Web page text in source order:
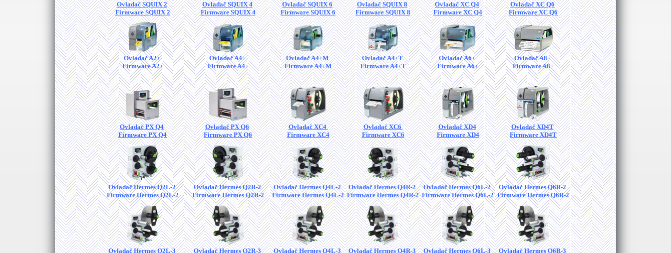
Ovladač SQUIX 2
Firmware SQUIX 2
Ovladač SQUIX 4
Firmware SQUIX 4
Ovladač SQUIX 6
Firmware SQUIX 6
Ovladač SQUIX 8
Firmware SQUIX 8
Ovladač XC Q4
Firmware XC Q4
Ovladač XC Q6
Firmware XC Q6
Ovladač A2+
Firmware A2+
Ovladač A4+
Firmware A4+
Ovladač A4+M
Firmware A4+M
Ovladač A4+T
Firmware A4+T
Ovladač A6+
Firmware A6+
Ovladač A8+
Firmware A8+
Ovladač PX Q4
Firmware PX Q4
Ovladač PX Q6
Firmware PX Q6
Ovladač XC4
Firmware XC4
Ovladač XC6
Firmware XC6
Ovladač XD4
Firmware XD4
Ovladač XD4T
Firmware XD4T
Ovladač Hermes Q2L-2
Firmware Hermes Q2L-2
Ovladač Hermes Q2R-2
Firmware Hermes Q2R-2
Ovladač Hermes Q4L-2
Firmware Hermes Q4L-2
Ovladač Hermes Q4R-2
Firmware Hermes Q4R-2
Ovladač Hermes Q6L-2
Firmware Hermes Q6L-2
Ovladač Hermes Q6R-2
Firmware Hermes Q6R-2
Ovladač Hermes Q2L-3
Ovladač Hermes Q2R-3
Ovladač Hermes Q4L-3
Ovladač Hermes Q4R-3
Ovladač Hermes Q6L-3
Ovladač Hermes Q6R-3